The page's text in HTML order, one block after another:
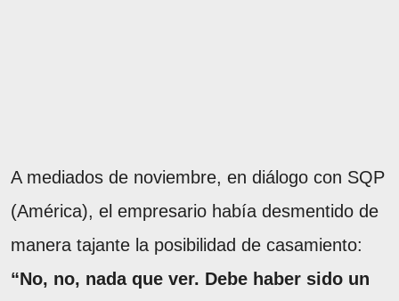
A mediados de noviembre, en diálogo con SQP
(América), el empresario había desmentido de
manera tajante la posibilidad de casamiento:
“No, no, nada que ver. Debe haber sido un